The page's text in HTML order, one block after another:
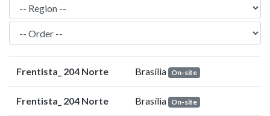
Frentista_ 204 Norte Brasília On-site
Frentista_ 204 Norte Brasília On-site